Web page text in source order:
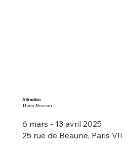
Attraction
Hoon Moreau
6 mars - 13 avril 2025
25 rue de Beaune, Paris VII